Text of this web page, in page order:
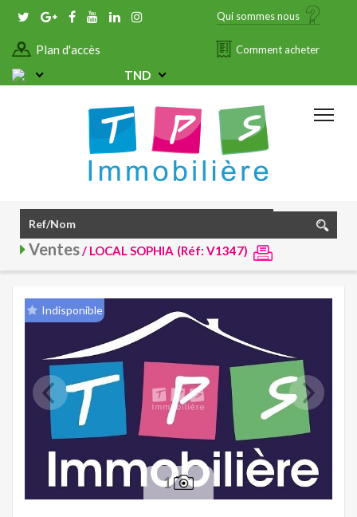
Qui sommes nous
Plan d'accès Comment acheter
TND
Ventes/ LOCAL SOPHIA (Réf: V1347)
Indisponible
1